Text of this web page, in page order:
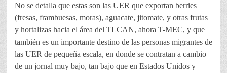
No se detalla que estas son las UER que exportan berries
(fresas, frambuesas, moras), aguacate, jitomate, y otras frutas
y hortalizas hacia el área del TLCAN, ahora T-MEC, y que
también es un importante destino de las personas migrantes de
las UER de pequeña escala, en donde se contratan a cambio
de un jornal muy bajo, tan bajo que en Estados Unidos y